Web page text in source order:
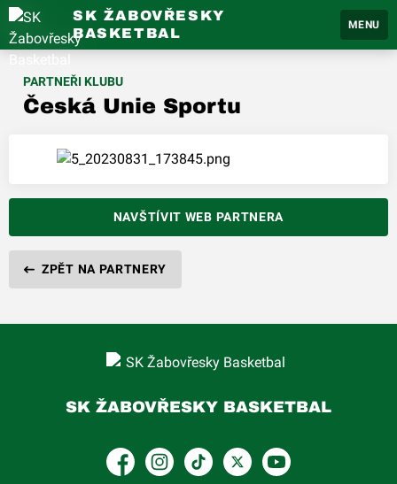
SK ŽABOVŘESKY
BASKETBAL
MENU
PARTNEŘI KLUBU
Česká Unie Sportu
NAVŠTÍVIT WEB PARTNERA
ZPĚT NA PARTNERY
SK ŽABOVŘESKY BASKETBAL
FacebookInstagram
TikTokPlatform X
YouTube